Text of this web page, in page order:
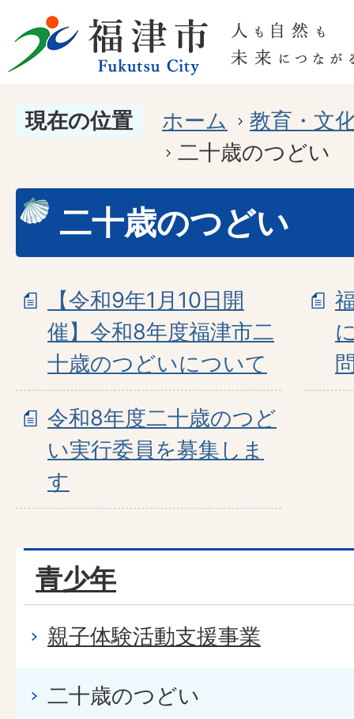
現在の位置 ホーム
教育・文
二十歳のつどい
二十歳のつどい
【令和9年1月10日開
催】令和8年度福津市二
十歳のつどいについて
令和8年度二十歳のつど
い実行委員を募集しま
す
青少年
親子体験活動支援事業
二十歳のつどい